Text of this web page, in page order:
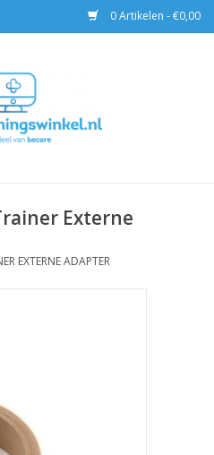
0 Artikelen - €0,00
Externe
EXTERNE ADAPTER